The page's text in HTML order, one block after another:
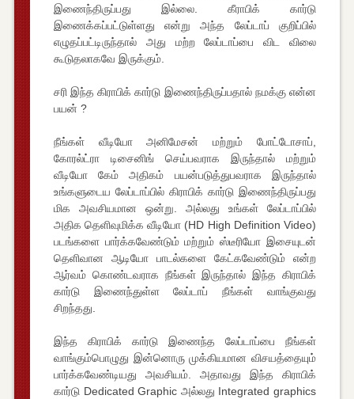
இணைந்திருப்பது இல்லை. கீராபிக் கார்டு
இணைக்கப்பட்டுள்ளது என்று அந்த லேப்டாப் குறிப்பில்
எழுதப்பட்டிருந்தால் அது மற்ற லேப்டாப்பை விட விலை
கூடுதலாகவே இருக்கும்.
சரி இந்த கிராபிக் கார்டு இணைந்திருப்பதால் நமக்கு என்ன
பயன் ?
நீங்கள் வீடியோ அனிமேசன் மற்றும் போட்டோசாப்,
கோரல்ட்ரா டிசைனிங் செய்பவராக இருந்தால் மற்றும்
வீடியோ கேம் அதிகம் பயன்படுத்துபவராக இருந்தால்
உங்களுடைய லேப்டாப்பில் கிராபிக் கார்டு இணைந்திருப்பது
மிக அவசியமான ஒன்று. அல்லது உங்கள் லேப்டாப்பில்
அதிக தெளிவுமிக்க வீடியோ (HD High Definition Video)
படங்களை பார்க்கவேண்டும் மற்றும் ஸ்டீரியோ இசையுடன்
தெளிவான ஆடியோ பாடல்களை கேட்கவேண்டும் என்ற
ஆர்வம் கொண்டவராக நீங்கள் இருந்தால் இந்த கிராபிக்
கார்டு இணைந்துள்ள லேப்டாப் நீங்கள் வாங்குவது
சிறந்தது.
இந்த கிராபிக் கார்டு இணைந்த லேப்டாப்பை நீங்கள்
வாங்கும்பொழுது இன்னொரு முக்கியமான விசயத்தையும்
பார்க்கவேண்டியது அவசியம். அதாவது இந்த கிராபிக்
கார்டு Dedicated Graphic அல்லது Integrated graphics